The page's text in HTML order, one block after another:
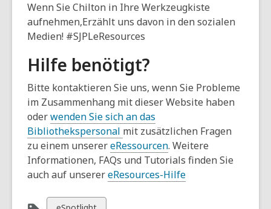
Wenn Sie Chilton in Ihre Werkzeugkiste
aufnehmen,Erzählt uns davon in den sozialen
Medien! #SJPLeResources
Hilfe benötigt?
Bitte kontaktieren Sie uns, wenn Sie Probleme
im Zusammenhang mit dieser Website haben
oderwenden Sie sich an das
Bibliothekspersonal mit zusätzlichen Fragen
zu einem unserereRessourcen. Weitere
Informationen, FAQs und Tutorials finden Sie
auch auf unserereResources-Hilfe